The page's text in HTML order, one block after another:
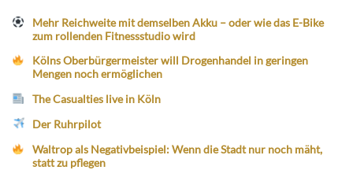
Mehr Reichweite mit demselben Akku – oder wie das E-Bike
zum rollenden Fitnessstudio wird
Kölns Oberbürgermeister will Drogenhandel in geringen
Mengen noch ermöglichen
The Casualties live in Köln
Der Ruhrpilot
Waltrop als Negativbeispiel: Wenn die Stadt nur noch mäht,
statt zu pflegen